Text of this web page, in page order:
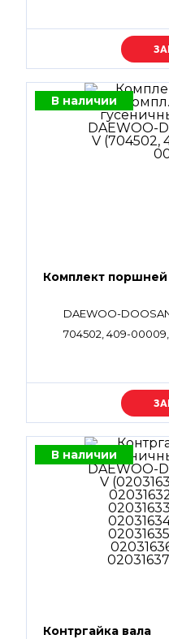
В наличии
Комплект поршней
DAEWOO-
704502, 409-
В наличии
Контргайка вала